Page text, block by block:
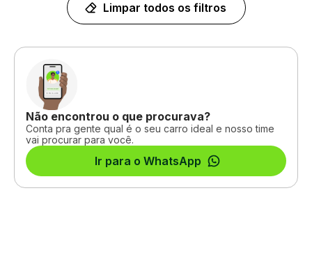
Limpar todos os filtros
Não encontrou o que procurava?
Conta pra gente qual é o seu carro ideal e nosso time
vai procurar para você.
Ir para o WhatsApp